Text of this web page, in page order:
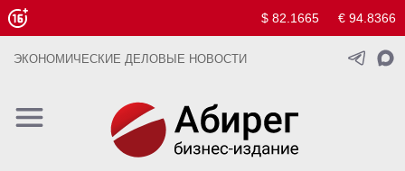
$ 82.1665 € 94.8366
ЭКОНОМИЧЕСКИЕ ДЕЛОВЫЕ НОВОСТИ